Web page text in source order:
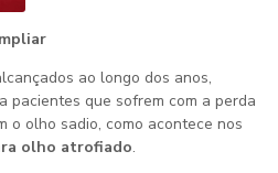
ao longo dos anos,
pacientes que sofrem com a perda
o olho sadio, como acontece nos
olho atrofiado.